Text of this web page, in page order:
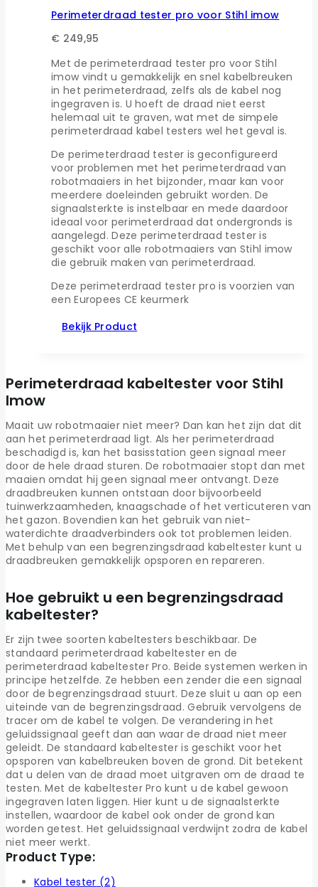
Perimeterdraad tester pro voor Stihl imow
€ 249,95
Met de perimeterdraad tester pro voor Stihl
imow vindt u gemakkelijk en snel kabelbreuken
in het perimeterdraad, zelfs als de kabel nog
ingegraven is. U hoeft de draad niet eerst
helemaal uit te graven, wat met de simpele
perimeterdraad kabel testers wel het geval is.
De perimeterdraad tester is geconfigureerd
voor problemen met het perimeterdraad van
robotmaaiers in het bijzonder, maar kan voor
meerdere doeleinden gebruikt worden. De
signaalsterkte is instelbaar en mede daardoor
ideaal voor perimeterdraad dat ondergronds is
aangelegd. Deze perimeterdraad tester is
geschikt voor alle robotmaaiers van Stihl imow
die gebruik maken van perimeterdraad.
Deze perimeterdraad tester pro is voorzien van
een Europees CE keurmerk
Bekijk Product
Perimeterdraad kabeltester voor Stihl
Imow
Maait uw robotmaaier niet meer? Dan kan het zijn dat dit
aan het perimeterdraad ligt. Als her perimeterdraad
beschadigd is, kan het basisstation geen signaal meer
door de hele draad sturen. De robotmaaier stopt dan met
maaien omdat hij geen signaal meer ontvangt. Deze
draadbreuken kunnen ontstaan door bijvoorbeeld
tuinwerkzaamheden, knaagschade of het verticuteren van
het gazon. Bovendien kan het gebruik van niet-
waterdichte draadverbinders ook tot problemen leiden.
Met behulp van een begrenzingsdraad kabeltester kunt u
draadbreuken gemakkelijk opsporen en repareren.
Hoe gebruikt u een begrenzingsdraad
kabeltester?
Er zijn twee soorten kabeltesters beschikbaar. De
standaard perimeterdraad kabeltester en de
perimeterdraad kabeltester Pro. Beide systemen werken in
principe hetzelfde. Ze hebben een zender die een signaal
door de begrenzingsdraad stuurt. Deze sluit u aan op een
uiteinde van de begrenzingsdraad. Gebruik vervolgens de
tracer om de kabel te volgen. De verandering in het
geluidssignaal geeft dan aan waar de draad niet meer
geleidt. De standaard kabeltester is geschikt voor het
opsporen van kabelbreuken boven de grond. Dit betekent
dat u delen van de draad moet uitgraven om de draad te
testen. Met de kabeltester Pro kunt u de kabel gewoon
ingegraven laten liggen. Hier kunt u de signaalsterkte
instellen, waardoor de kabel ook onder de grond kan
worden getest. Het geluidssignaal verdwijnt zodra de kabel
niet meer werkt.
Product Type:
Kabel tester (2)